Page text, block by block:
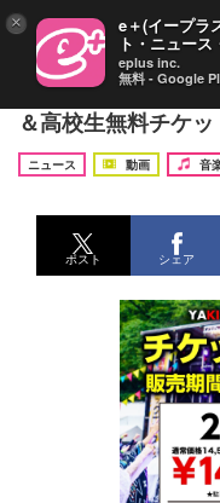
『焼來肉ロックフ
＆高校生無料チケ
ニュース 動画
音
ポスト シェア
× e＋(イープラ
ト・ニュー
eplus inc.
無料 - Google